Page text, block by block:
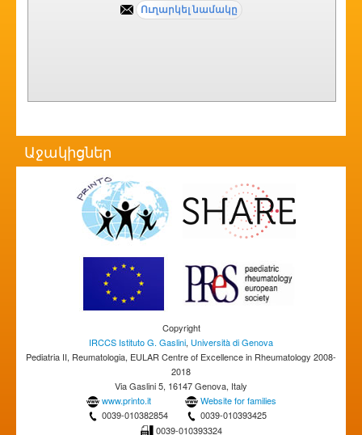
Աջակիցներ
Copyright
IRCCS Istituto G. Gaslini, Università di Genova
Pediatria II, Reumatologia, EULAR Centre of Excellence in Rheumatology 2008-
2018
Via Gaslini 5, 16147 Genova, Italy
www.printo.it
Website for families
0039-010382854
0039-010393425
0039-010393324